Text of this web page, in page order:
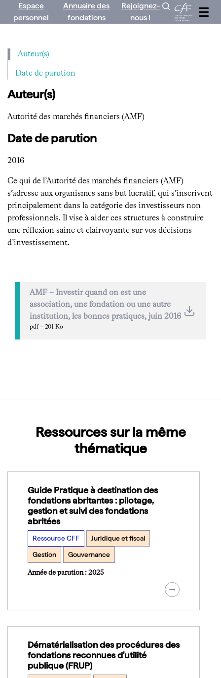
Espace
personnel
Annuaire des
fondations
Rejoignez-
nous !
Auteur(s)
Date de parution
Auteur(s)
Autorité des marchés financiers (AMF)
Date de parution
2016
Ce qui de l’Autorité des marchés financiers (AMF)
s’adresse aux organismes sans but lucratif, qui s’inscrivent
principalement dans la catégorie des investisseurs non
professionnels. Il vise à aider ces structures à construire
une réflexion saine et clairvoyante sur vos décisions
d’investissement.
AMF – Investir quand on est une
association, une fondation ou une autre
institution, les bonnes pratiques, juin 2016
pdf – 201 Ko
Ressources sur la même
thématique
Guide Pratique à destination des
fondations abritantes : pilotage,
gestion et suivi des fondations
abritées
Ressource CFF Juridique et fiscal
Gestion Gouvernance
Année de parution : 2025
Dématérialisation des procédures des
fondations reconnues d'utilité
publique (FRUP)